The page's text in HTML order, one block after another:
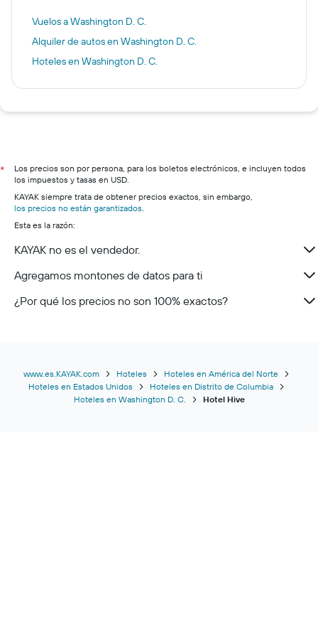
Vuelos a Washington D. C.
Alquiler de autos en Washington D. C.
Hoteles en Washington D. C.
*
Los precios son por persona, para los boletos electrónicos, e incluyen todos
los impuestos y tasas en USD.
KAYAK siempre trata de obtener precios exactos, sin embargo,
los precios no están garantizados.
Esta es la razón:
KAYAK no es el vendedor.
Agregamos montones de datos para ti
¿Por qué los precios no son 100% exactos?
www.es.KAYAK.com Hoteles
Hoteles en América del Norte
Hoteles en Estados Unidos
Hoteles en Distrito de Columbia
Hoteles en Washington D. C.
Hotel Hive